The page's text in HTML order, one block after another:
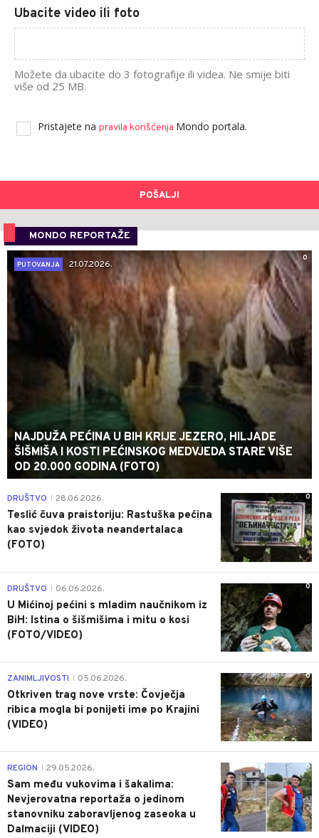
Ubacite video ili foto
Možete da ubacite do 3 fotografije ili videa. Ne smije biti
više od 25 MB.
Pristajete na pravila korišćenja Mondo portala.
POŠALJI
MONDO REPORTAŽE
0
PUTOVANJA
21.07.2026.
NAJDUŽA PEĆINA U BIH KRIJE JEZERO, HILJADE
ŠIŠMIŠA I KOSTI PEĆINSKOG MEDVJEDA STARE VIŠE
OD 20.000 GODINA (FOTO)
0
DRUŠTVO 28.06.2026.
Teslić čuva praistoriju: Rastuška pećina
kao svjedok života neandertalaca
(FOTO)
0
DRUŠTVO 06.06.2026.
U Mićinoj pećini s mladim naučnikom iz
BiH: Istina o šišmišima i mitu o kosi
(FOTO/VIDEO)
0
ZANIMLJIVOSTI 05.06.2026.
Otkriven trag nove vrste: Čovječja
ribica mogla bi ponijeti ime po Krajini
(VIDEO)
0
REGION 29.05.2026.
Sam među vukovima i šakalima:
Nevjerovatna reportaža o jedinom
stanovniku zaboravljenog zaseoka u
Dalmaciji (VIDEO)